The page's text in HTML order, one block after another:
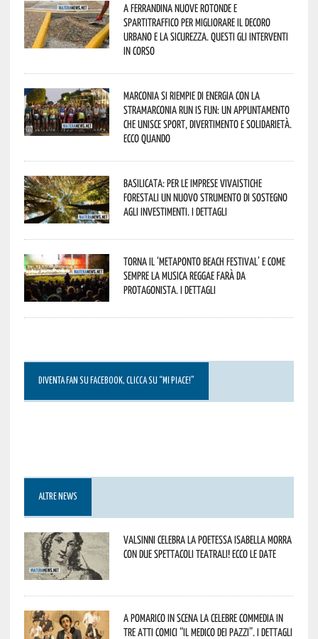
A Ferrandina nuove rotonde e
spartitraffico per migliorare il decoro
urbano e la sicurezza. Questi gli interventi
in corso
Marconia si riempie di energia con la
StraMarconia Run is Fun: un appuntamento
che unisce sport, divertimento e solidarietà.
Ecco quando
Basilicata: per le imprese vivaistiche
forestali un nuovo strumento di sostegno
agli investimenti. I dettagli
Torna il ‘Metaponto beach festival’ e come
sempre la musica reggae farà da
protagonista. I dettagli
DIVENTA FAN SU FACEBOOK, CLICCA SU “MI PIACE!”
ALTRE NEWS
Valsinni celebra la poetessa Isabella Morra
con due spettacoli teatrali! Ecco le date
A Pomarico in scena la celebre commedia in
tre atti comici “Il medico dei pazzi”. I dettagli